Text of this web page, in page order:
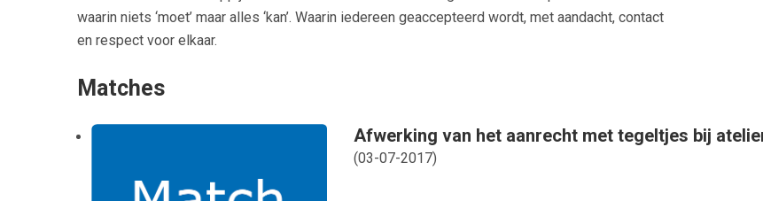
waarin niets ‘moet’ maar alles ‘kan’. Waarin iedereen geaccepteerd wordt, met aandacht, contact
en respect voor elkaar.
Matches
Afwerking van het aanrecht met tegeltjes bij
(03-07-2017)